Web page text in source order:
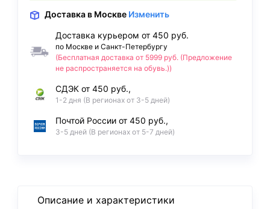
Доставка в Москве Изменить
Доставка курьером от 450 руб.
по Москве и Санкт-Петербургу
(Бесплатная доставка от 5999 руб. (Предложение
не распространяется на обувь.))
СДЭК от 450 руб.,
1-2 дня (В регионах от 3-5 дней)
Почтой России от 450 руб.,
3-5 дней (В регионах от 5-7 дней)
Описание и характеристики